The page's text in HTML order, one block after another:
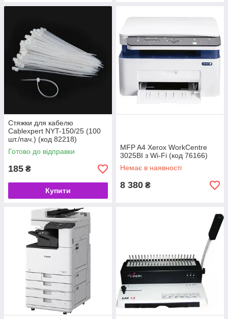
Стяжки для кабелю
Cablexpert NYT-150/25 (100
шт./пач.) (код 82218)
Готово до відправки
185 ₴
Купити
MFP A4 Xerox WorkCentre
3025BI з Wi-Fi (код 76166)
Немає в наявності
8 380 ₴